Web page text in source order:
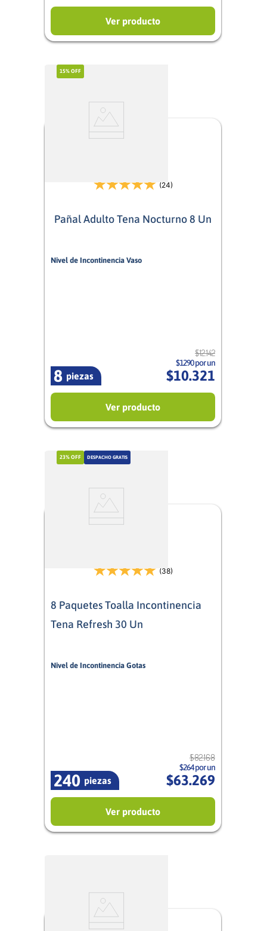
Ver producto
15% OFF
(24)
Pañal Adulto Tena Nocturno 8 Un
Nivel de Incontinencia Vaso
piezas
8
$12.142
$1290 por un
$10.321
Ver producto
23% OFF DESPACHO GRATIS
(38)
8 Paquetes Toalla Incontinencia
Tena Refresh 30 Un
Nivel de Incontinencia Gotas
piezas
240
$82.168
$264 por un
$63.269
Ver producto